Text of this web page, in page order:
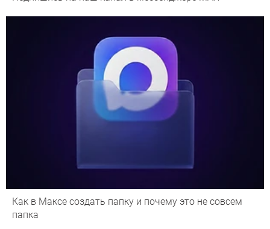
Как в Максе создать папку и почему это не совсем
папка